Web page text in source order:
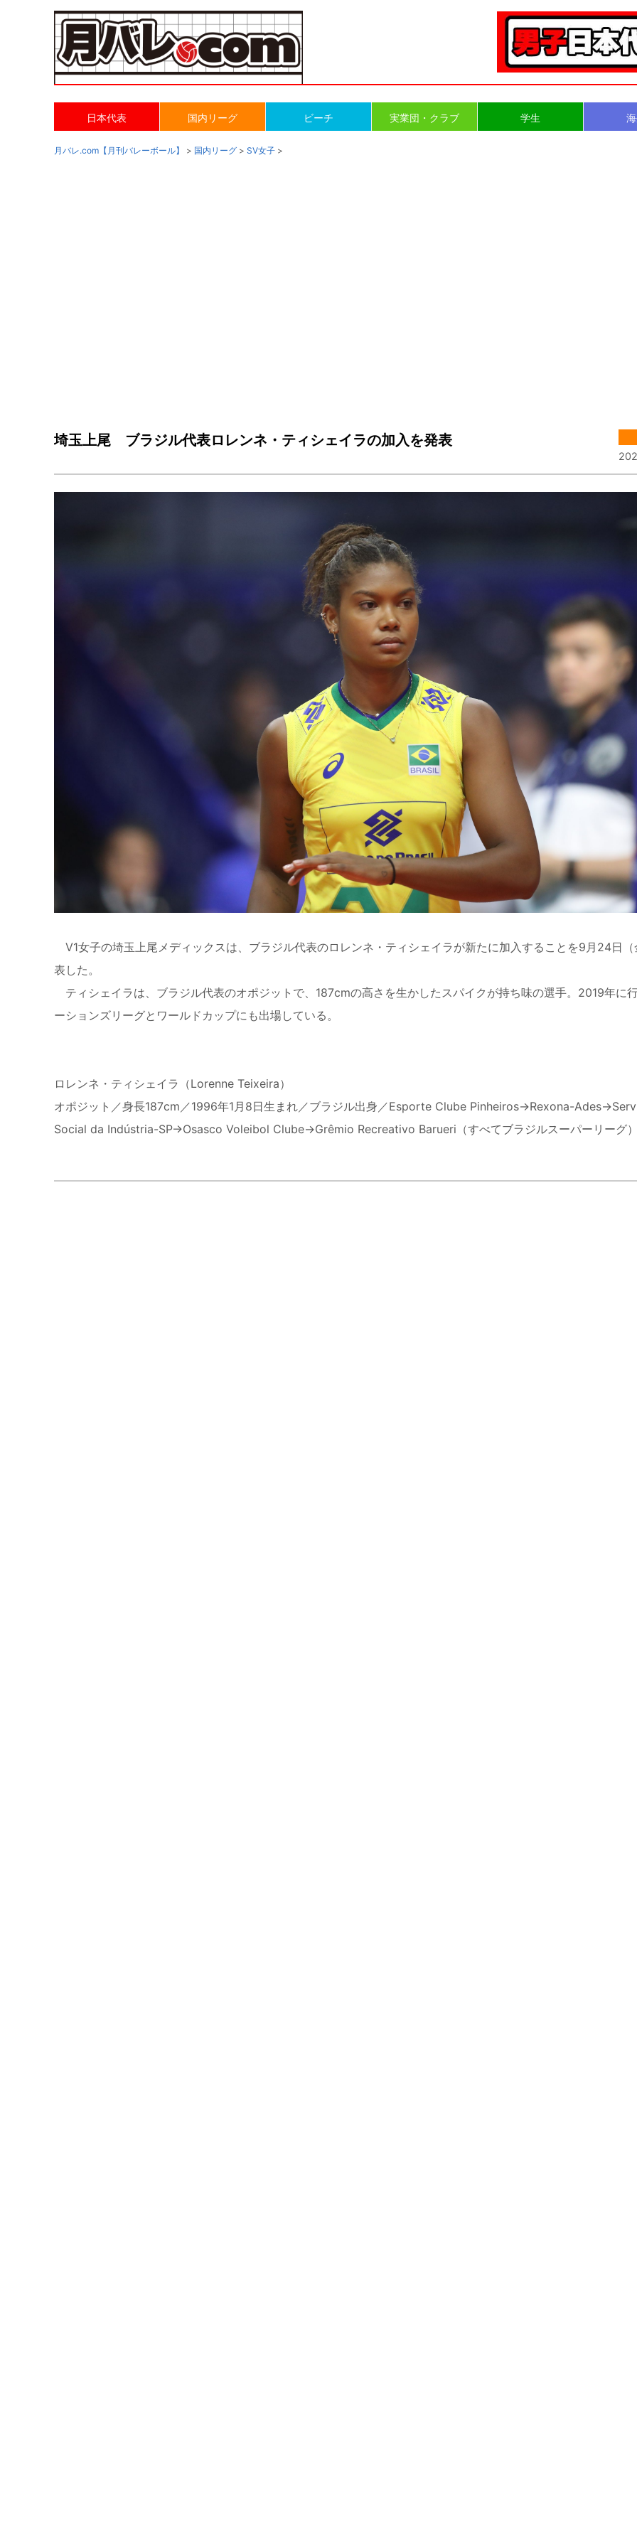
日本代表 国内リーグ ビーチ 実業団・クラブ 学生
月バレ.com【月刊バレーボール】 > 国内リーグ > SV女子 >
埼玉上尾 ブラジル代表ロレンネ・ティシェイラの加入を発表
V1女子の埼玉上尾メディックスは、ブラジル代表のロレンネ・ティシェイラが新たに加入することを9月24日
表した。
ティシェイラは、ブラジル代表のオポジットで、187cmの高さを生かしたスパイクが持ち味の選手。2019年に
ーションズリーグとワールドカップにも出場している。
ロレンネ・ティシェイラ（Lorenne Teixeira）
オポジット／身長187cm／1996年1月8日生まれ／ブラジル出身／Esporte Clube Pinheiros→Rexona-
Social da Indústria-SP→Osasco Voleibol Clube→Grêmio Recreativo Barueri（すべてブラジルスーパーリーグ